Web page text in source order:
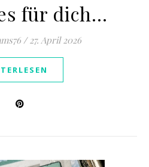
für dich…
/ 27. April 2026